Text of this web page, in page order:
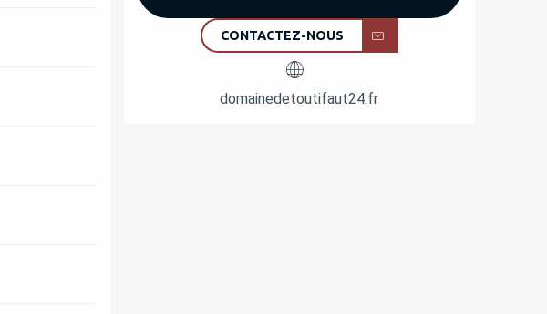
CONTACTEZ-NOUS
domainedetoutifaut24.fr